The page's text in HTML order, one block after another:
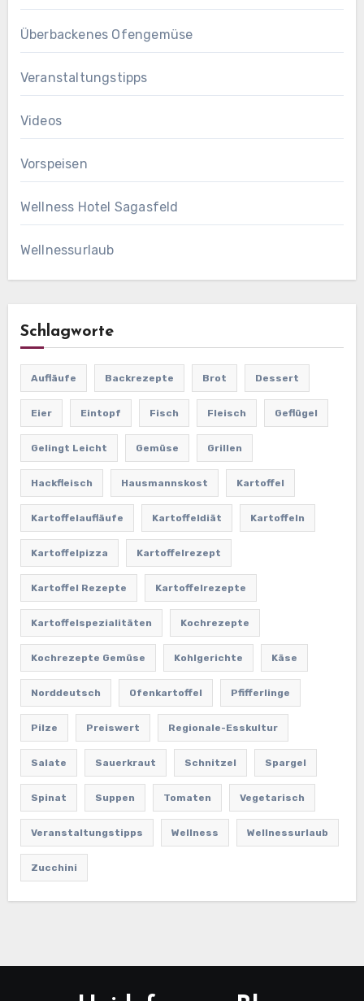
Überbackenes Ofengemüse
Veranstaltungstipps
Videos
Vorspeisen
Wellness Hotel Sagasfeld
Wellnessurlaub
Schlagworte
Aufläufe Backrezepte Brot Dessert
Eier Eintopf Fisch Fleisch Geflügel
Gelingt Leicht Gemüse Grillen
Hackfleisch Hausmannskost Kartoffel
Kartoffelaufläufe Kartoffeldiät Kartoffeln
Kartoffelpizza Kartoffelrezept
Kartoffel Rezepte Kartoffelrezepte
Kartoffelspezialitäten Kochrezepte
Kochrezepte Gemüse Kohlgerichte Käse
Norddeutsch Ofenkartoffel Pfifferlinge
Pilze Preiswert Regionale-Esskultur
Salate Sauerkraut Schnitzel Spargel
Spinat Suppen Tomaten Vegetarisch
Veranstaltungstipps Wellness Wellnessurlaub
Zucchini